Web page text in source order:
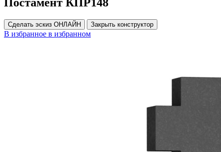
Постамент КПР148
Сделать эскиз ОНЛАЙН Закрыть конструктор
В избранное в избранном